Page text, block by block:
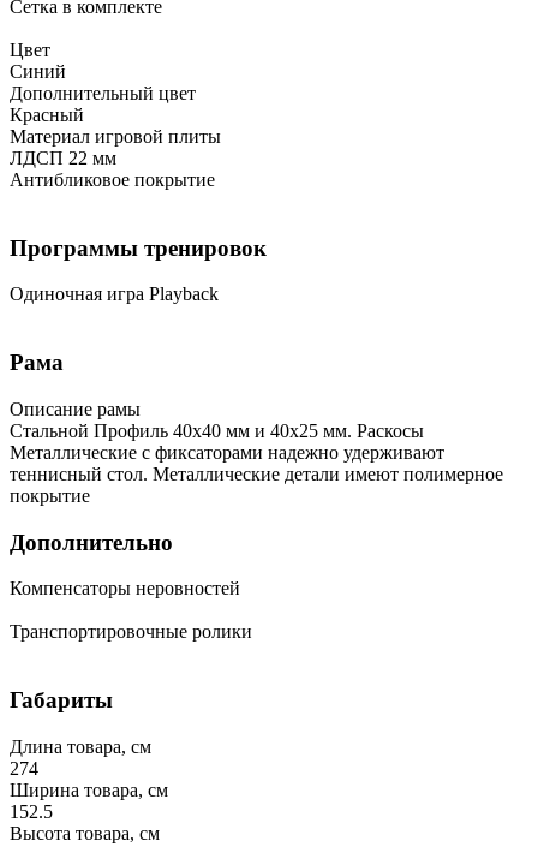
Сетка в комплекте
Цвет
Синий
Дополнительный цвет
Красный
Материал игровой плиты
ЛДСП 22 мм
Антибликовое покрытие
Программы тренировок
Одиночная игра Playback
Рама
Описание рамы
Стальной Профиль 40х40 мм и 40х25 мм. Раскосы
Металлические с фиксаторами надежно удерживают
теннисный стол. Металлические детали имеют полимерное
покрытие
Дополнительно
Компенсаторы неровностей
Транспортировочные ролики
Габариты
Длина товара, см
274
Ширина товара, см
152.5
Высота товара, см